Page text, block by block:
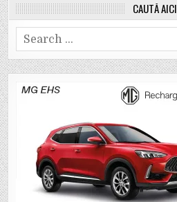
CAUTĂ AICI
Search
for: